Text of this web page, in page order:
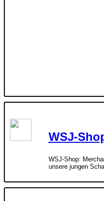
WSJ-
WSJ-Shop:
unsere jungen